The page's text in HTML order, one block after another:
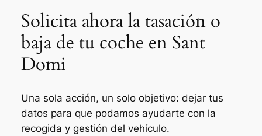
Solicita ahora la tasación o
baja de tu coche en Sant
Domi
Una sola acción, un solo objetivo: dejar tus
datos para que podamos ayudarte con la
recogida y gestión del vehículo.